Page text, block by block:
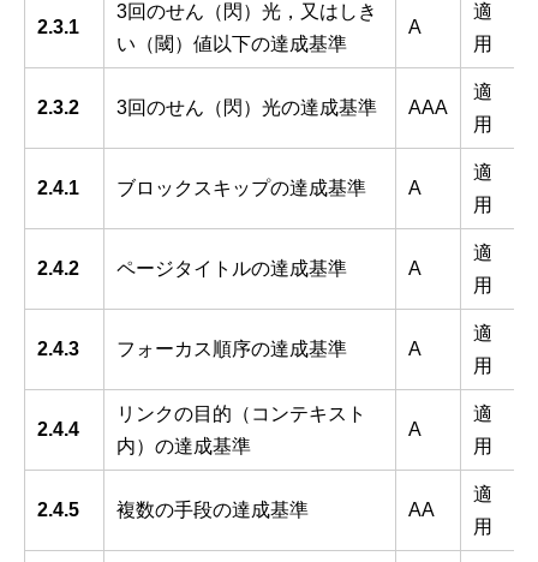
2.3.1
3回のせん（閃）光，又はしき
い（閾）値以下の達成基準
A
適
用
2.3.2 3回のせん（閃）光の達成基準 AAA
適
用
2.4.1 ブロックスキップの達成基準 A
適
用
2.4.2 ページタイトルの達成基準 A
適
用
2.4.3 フォーカス順序の達成基準 A
適
用
2.4.4
リンクの目的（コンテキスト
内）の達成基準
A
適
用
2.4.5 複数の手段の達成基準 AA
適
用